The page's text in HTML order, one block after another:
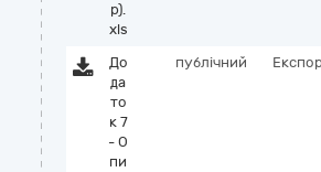
р).
xls
До
да
то
к 7
- О
пи
публічний